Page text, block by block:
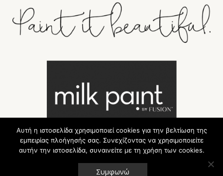
Αυτή η ιστοσελίδα χρησιμοποιεί cookies για την βελτίωση της
εμπειρίας πλοήγησής σας. Συνεχίζοντας να χρησιμοποιείτε
αυτήν την ιστοσελίδα, συναινείτε με τη χρήση των cookies.
Συμφωνώ